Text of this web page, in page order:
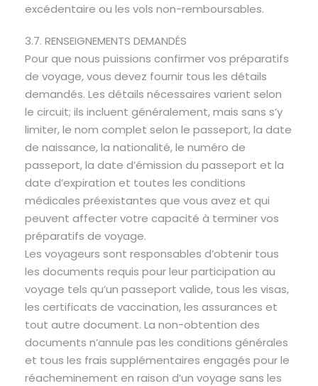
excédentaire ou les vols non-remboursables.
3.7. RENSEIGNEMENTS DEMANDÉS
Pour que nous puissions confirmer vos préparatifs
de voyage, vous devez fournir tous les détails
demandés. Les détails nécessaires varient selon
le circuit; ils incluent généralement, mais sans s’y
limiter, le nom complet selon le passeport, la date
de naissance, la nationalité, le numéro de
passeport, la date d’émission du passeport et la
date d’expiration et toutes les conditions
médicales préexistantes que vous avez et qui
peuvent affecter votre capacité à terminer vos
préparatifs de voyage.
Les voyageurs sont responsables d’obtenir tous
les documents requis pour leur participation au
voyage tels qu’un passeport valide, tous les visas,
les certificats de vaccination, les assurances et
tout autre document. La non-obtention des
documents n’annule pas les conditions générales
et tous les frais supplémentaires engagés pour le
réacheminement en raison d’un voyage sans les